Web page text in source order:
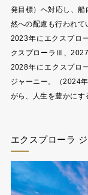
発目標）へ対応し、
然への配慮も行われて
2023年にエクスプロ
クスプローラⅢ、
2028年にエクスプロ
ジャーニー。（2024
がら、人生を豊かにす
エクスプローラ